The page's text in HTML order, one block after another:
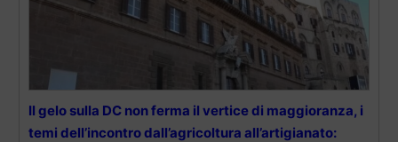
Il gelo sulla DC non ferma il vertice di maggioranza, i
temi dell’incontro dall’agricoltura all’artigianato: